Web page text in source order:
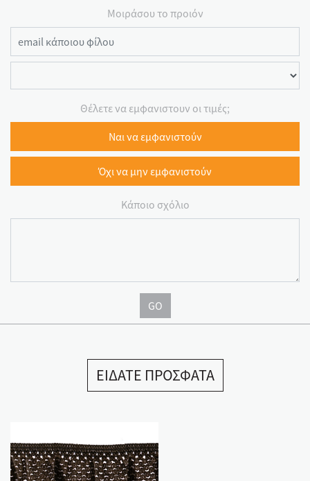
Μοιράσου το προιόν
Θέλετε να εμφανιστουν οι τιμές;
Ναι να εμφανιστούν
Όχι να μην εμφανιστούν
Κάποιο σχόλιο
GO
ΕΙΔΑΤΕ ΠΡΟΣΦΑΤΑ